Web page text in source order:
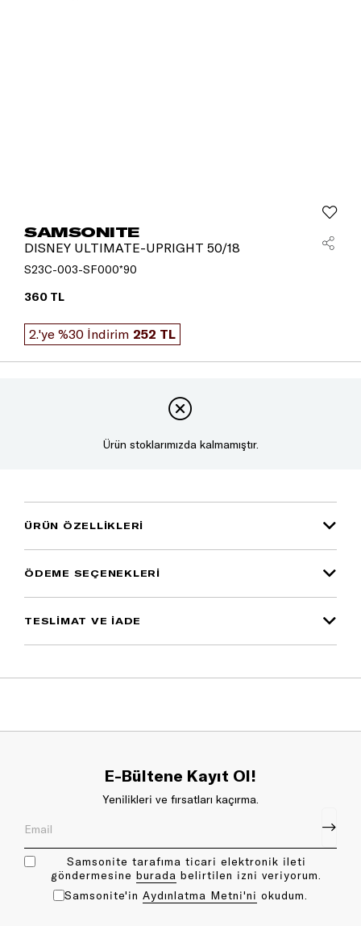
SAMSONITE
DISNEY ULTIMATE-UPRIGHT 50/18
S23C-003-SF000*90
360 TL
2.'ye %30 İndirim 252 TL
Ürün stoklarımızda kalmamıştır.
ÜRÜN ÖZELLIKLERI
ÖDEME SEÇENEKLERI
TESLİMAT VE İADE
E-Bültene Kayıt Ol!
Yenilikleri ve fırsatları kaçırma.
Samsonite tarafıma ticari elektronik ileti
göndermesine bu rada belirtilen izni veriyorum.
Samsonite'in Aydınlatma Metni'ni okudum.